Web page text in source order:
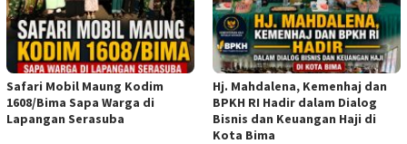
Safari Mobil Maung Kodim
1608/Bima Sapa Warga di
Lapangan Serasuba
Hj. Mahdalena, Kemenhaj dan
BPKH RI Hadir dalam Dialog
Bisnis dan Keuangan Haji di
Kota Bima